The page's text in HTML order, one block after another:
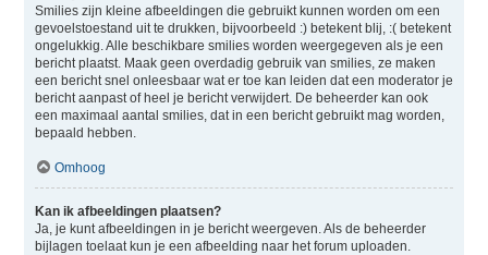
Smilies zijn kleine afbeeldingen die gebruikt kunnen worden om een
gevoelstoestand uit te drukken, bijvoorbeeld :) betekent blij, :( betekent
ongelukkig. Alle beschikbare smilies worden weergegeven als je een
bericht plaatst. Maak geen overdadig gebruik van smilies, ze maken
een bericht snel onleesbaar wat er toe kan leiden dat een moderator je
bericht aanpast of heel je bericht verwijdert. De beheerder kan ook
een maximaal aantal smilies, dat in een bericht gebruikt mag worden,
bepaald hebben.
Omhoog
Kan ik afbeeldingen plaatsen?
Ja, je kunt afbeeldingen in je bericht weergeven. Als de beheerder
bijlagen toelaat kun je een afbeelding naar het forum uploaden.